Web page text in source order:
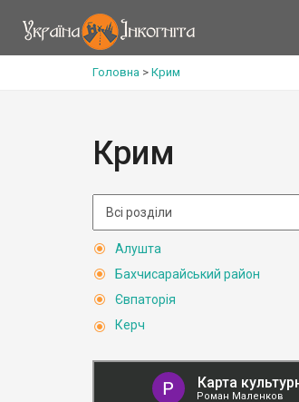
Головна > Крим
Крим
Алушта
Бахчисарайський район
Євпаторія
Керч